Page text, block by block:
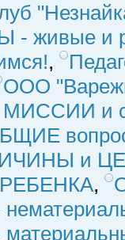
- живые и
,
ООО
и
и
,